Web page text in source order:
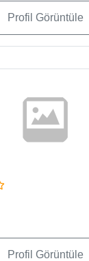
Profil Görüntüle
Profil Görüntüle